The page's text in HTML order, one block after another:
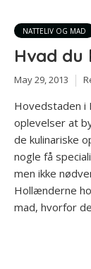
NATTELIV OG MAD
Hvad du
May 29, 2013
Hovedstaden i
oplevelser at
de kulinariske
nogle få
men ikke
Hollænderne
mad, hvorfor